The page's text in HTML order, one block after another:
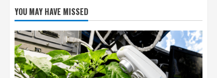
2
tranh với Anthropic và OpenAI
7 Tháng 8 2026, 08:18
3
Rocket Lab phóng vệ tinh quan sát của
Nhật Bản sau 5 tuần trì hoãn
7 Tháng 8 2026, 08:07
YOU MAY HAVE MISSED